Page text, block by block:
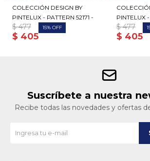
COLECCIÓN DESIGN BY
PINTELUX - PATTERN 52171 -
$ 405
$ 477 15
PINTELUX
$ 405
$ 477
Suscríbete a nuestra
Recibe todas las novedades y ofertas